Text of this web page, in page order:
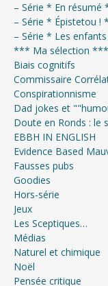
– Série * En résumé
– Série * Épistetou ! *
– Série * Les
*** Ma sélection ***
Biais cognitifs
Commissaire
Conspirationnisme
Dad jokes et
Doute en Ronds : le
EBBH IN ENGLISH
Evidence Based
Fausses pubs
Goodies
Hors-série
Jeux
Les Sceptiques…
Médias
Naturel et chimique
Noël
Pensée critique